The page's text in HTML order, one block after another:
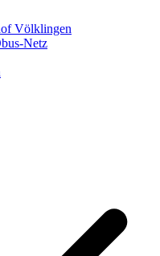
Völklingen
Netz